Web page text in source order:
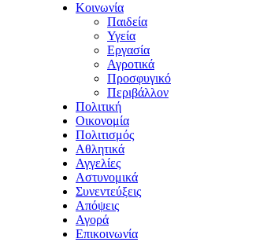
Κοινωνία
Παιδεία
Υγεία
Εργασία
Αγροτικά
Προσφυγικό
Περιβάλλον
Πολιτική
Οικονομία
Πολιτισμός
Αθλητικά
Αγγελίες
Αστυνομικά
Συνεντεύξεις
Απόψεις
Αγορά
Επικοινωνία